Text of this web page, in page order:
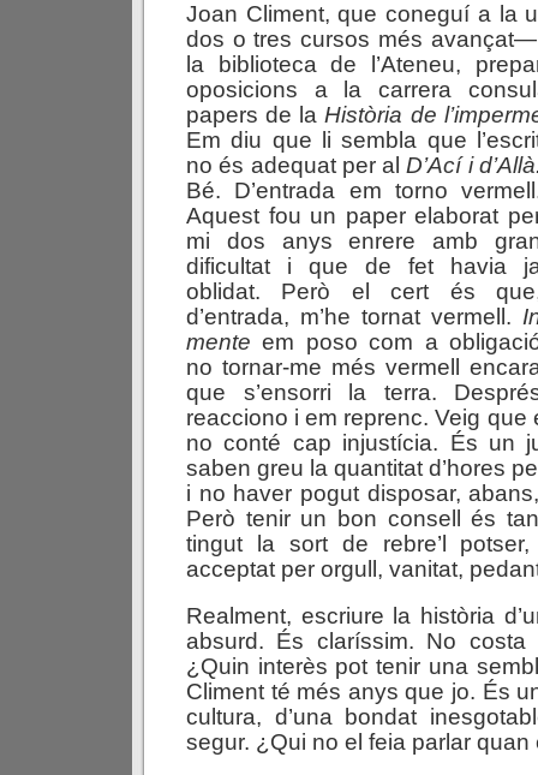
Joan Climent, que coneguí a la
dos o tres cursos més
la biblioteca de l’Ateneu,
oposicions a la carrera
papers de laHistòria de
Em diu que li sembla que
no és adequat per alD’Ací i
Bé. D’entrada em torno
Aquest fou un paper elaborat
mi dos anys enrere amb
dificultat i que de fet havia
oblidat. Però el cert és
d’entrada, m’he tornat vermell.
mente em poso com a
no tornar-me més vermell
que s’ensorri la terra.
reacciono i em reprenc. Veig que
no conté cap injustícia. És un
saben greu la quantitat d’hores
i no haver pogut disposar,
Però tenir un bon consell és
tingut la sort de rebre’l
acceptat per orgull, vanitat,
Realment, escriure la història
absurd. És claríssim. No costa
¿Quin interès pot tenir una
Climent té més anys que jo. És
cultura, d’una bondat
segur. ¿Qui no el feia parlar quan